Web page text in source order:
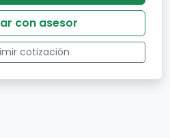
con asesor
cotización